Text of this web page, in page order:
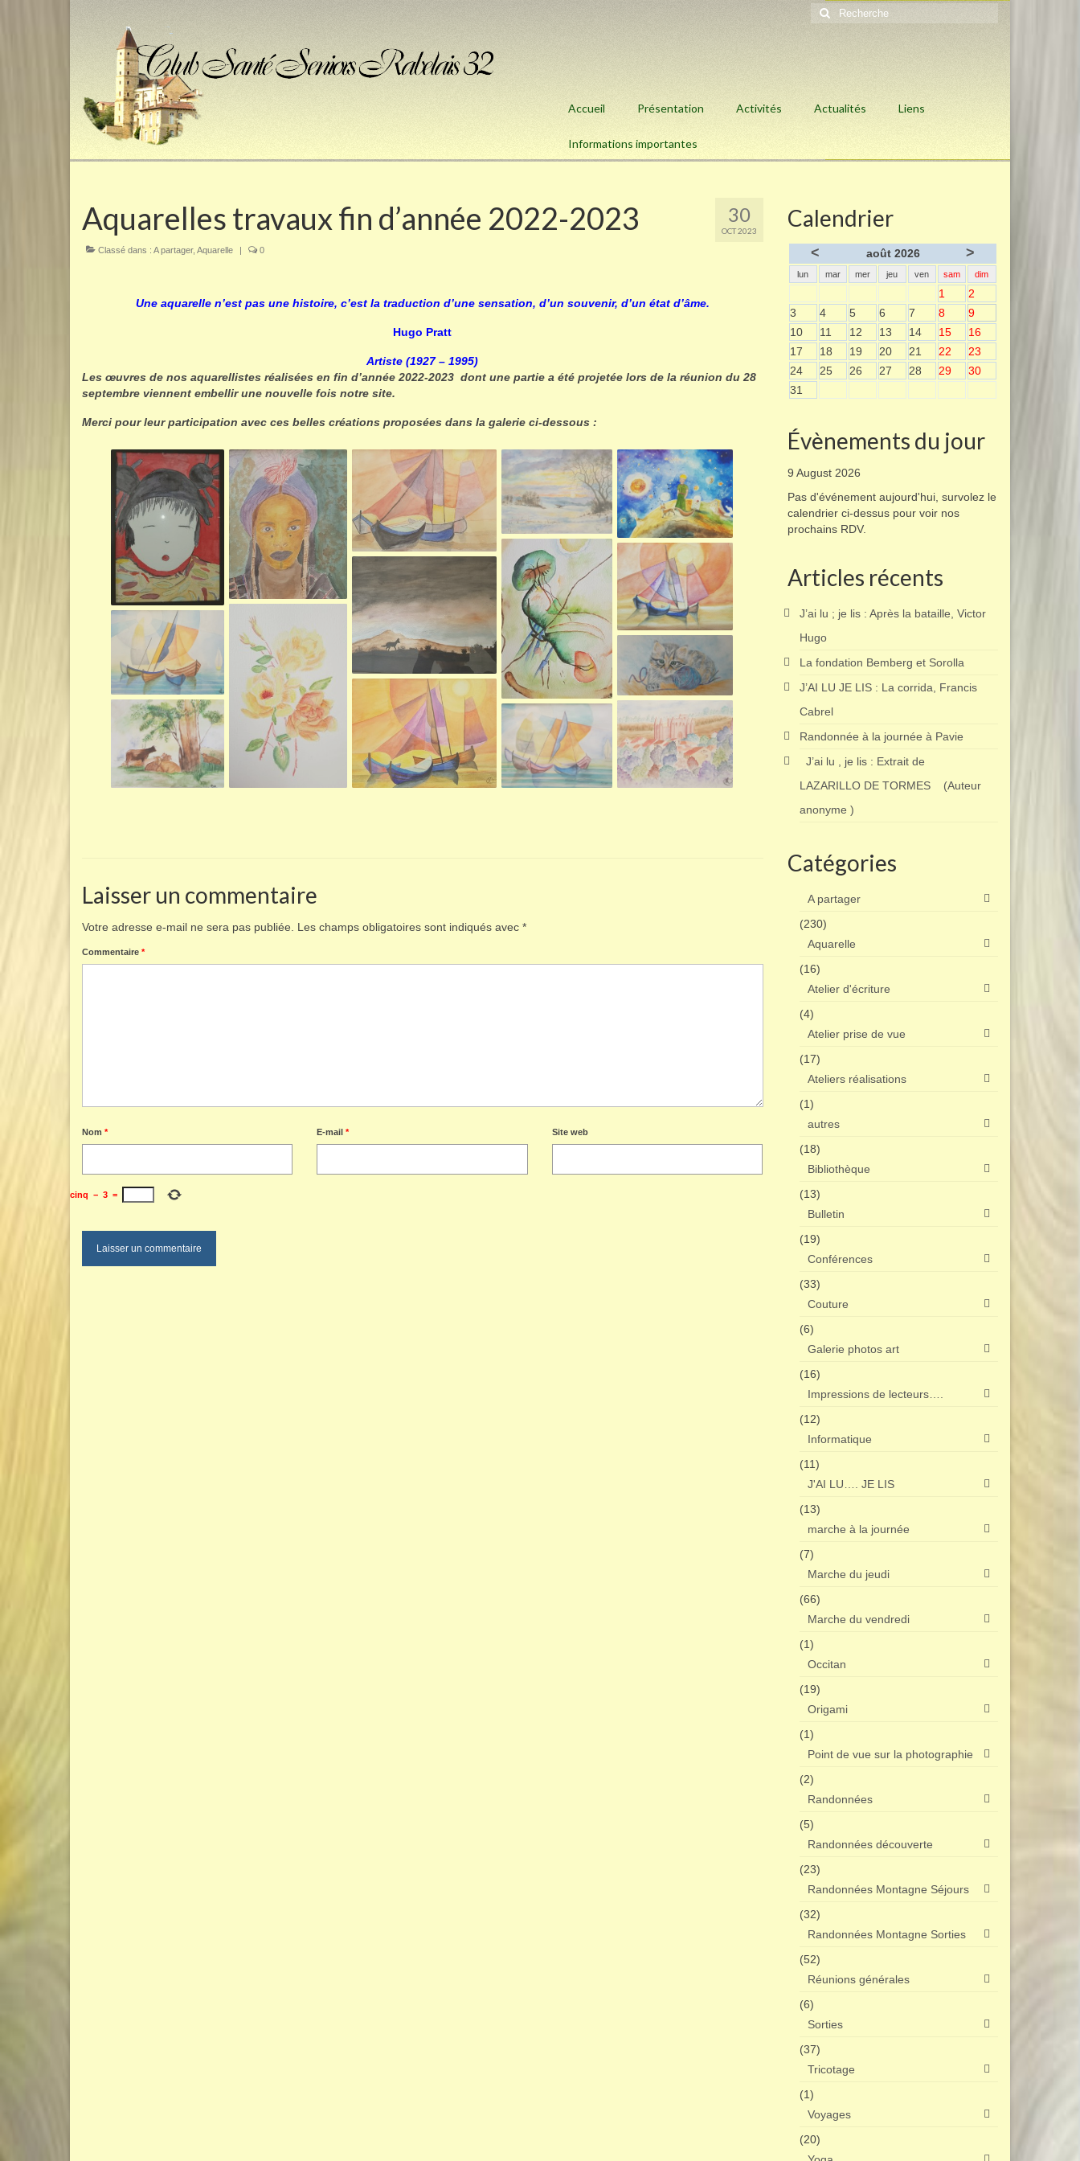
Rechercher
:
Accueil Présentation Activités Actualités Liens
Informations importantes
30
OCT 2023
Aquarelles travaux fin d’année 2022-2023
Classé dans : A partager, Aquarelle | 0
Une aquarelle n’est pas une histoire, c’est la traduction d’une sensation, d’un souvenir, d’un état d’âme.
Hugo Pratt
Artiste (1927 – 1995)
Les œuvres de nos aquarellistes réalisées en fin d’année 2022-2023 dont une partie a été projetée lors de la réunion du 28
septembre viennent embellir une nouvelle fois notre site.
Merci pour leur participation avec ces belles créations proposées dans la galerie ci-dessous :
Laisser un commentaire
Votre adresse e-mail ne sera pas publiée. Les champs obligatoires sont indiqués avec *
Commentaire *
Nom * E-mail* Site web
cinq − 3 =
Calendrier
< août 2026 >
lun mar mer jeu ven sam dim
1
2
3
4 5 6 7 8
9
10
11 12 13 14 15
16
17
18 19 20 21 22
23
24
25 26 27 28 29
30
31
Évènements du jour
9 August 2026
Pas d'événement aujourd'hui, survolez le
calendrier ci-dessus pour voir nos
prochains RDV.
Articles récents
J’ai lu ; je lis : Après la bataille, Victor
Hugo
La fondation Bemberg et Sorolla
J’AI LU JE LIS : La corrida, Francis
Cabrel
Randonnée à la journée à Pavie
J’ai lu , je lis : Extrait de
LAZARILLO DE TORMES (Auteur
anonyme )
Catégories
A partager
(230)
Aquarelle
(16)
Atelier d'écriture
(4)
Atelier prise de vue
(17)
Ateliers réalisations
(1)
autres
(18)
Bibliothèque
(13)
Bulletin
(19)
Conférences
(33)
Couture
(6)
Galerie photos art
(16)
Impressions de lecteurs….
(12)
Informatique
(11)
J'AI LU…. JE LIS
(13)
marche à la journée
(7)
Marche du jeudi
(66)
Marche du vendredi
(1)
Occitan
(19)
Origami
(1)
Point de vue sur la photographie
(2)
Randonnées
(5)
Randonnées découverte
(23)
Randonnées Montagne Séjours
(32)
Randonnées Montagne Sorties
(52)
Réunions générales
(6)
Sorties
(37)
Tricotage
(1)
Voyages
(20)